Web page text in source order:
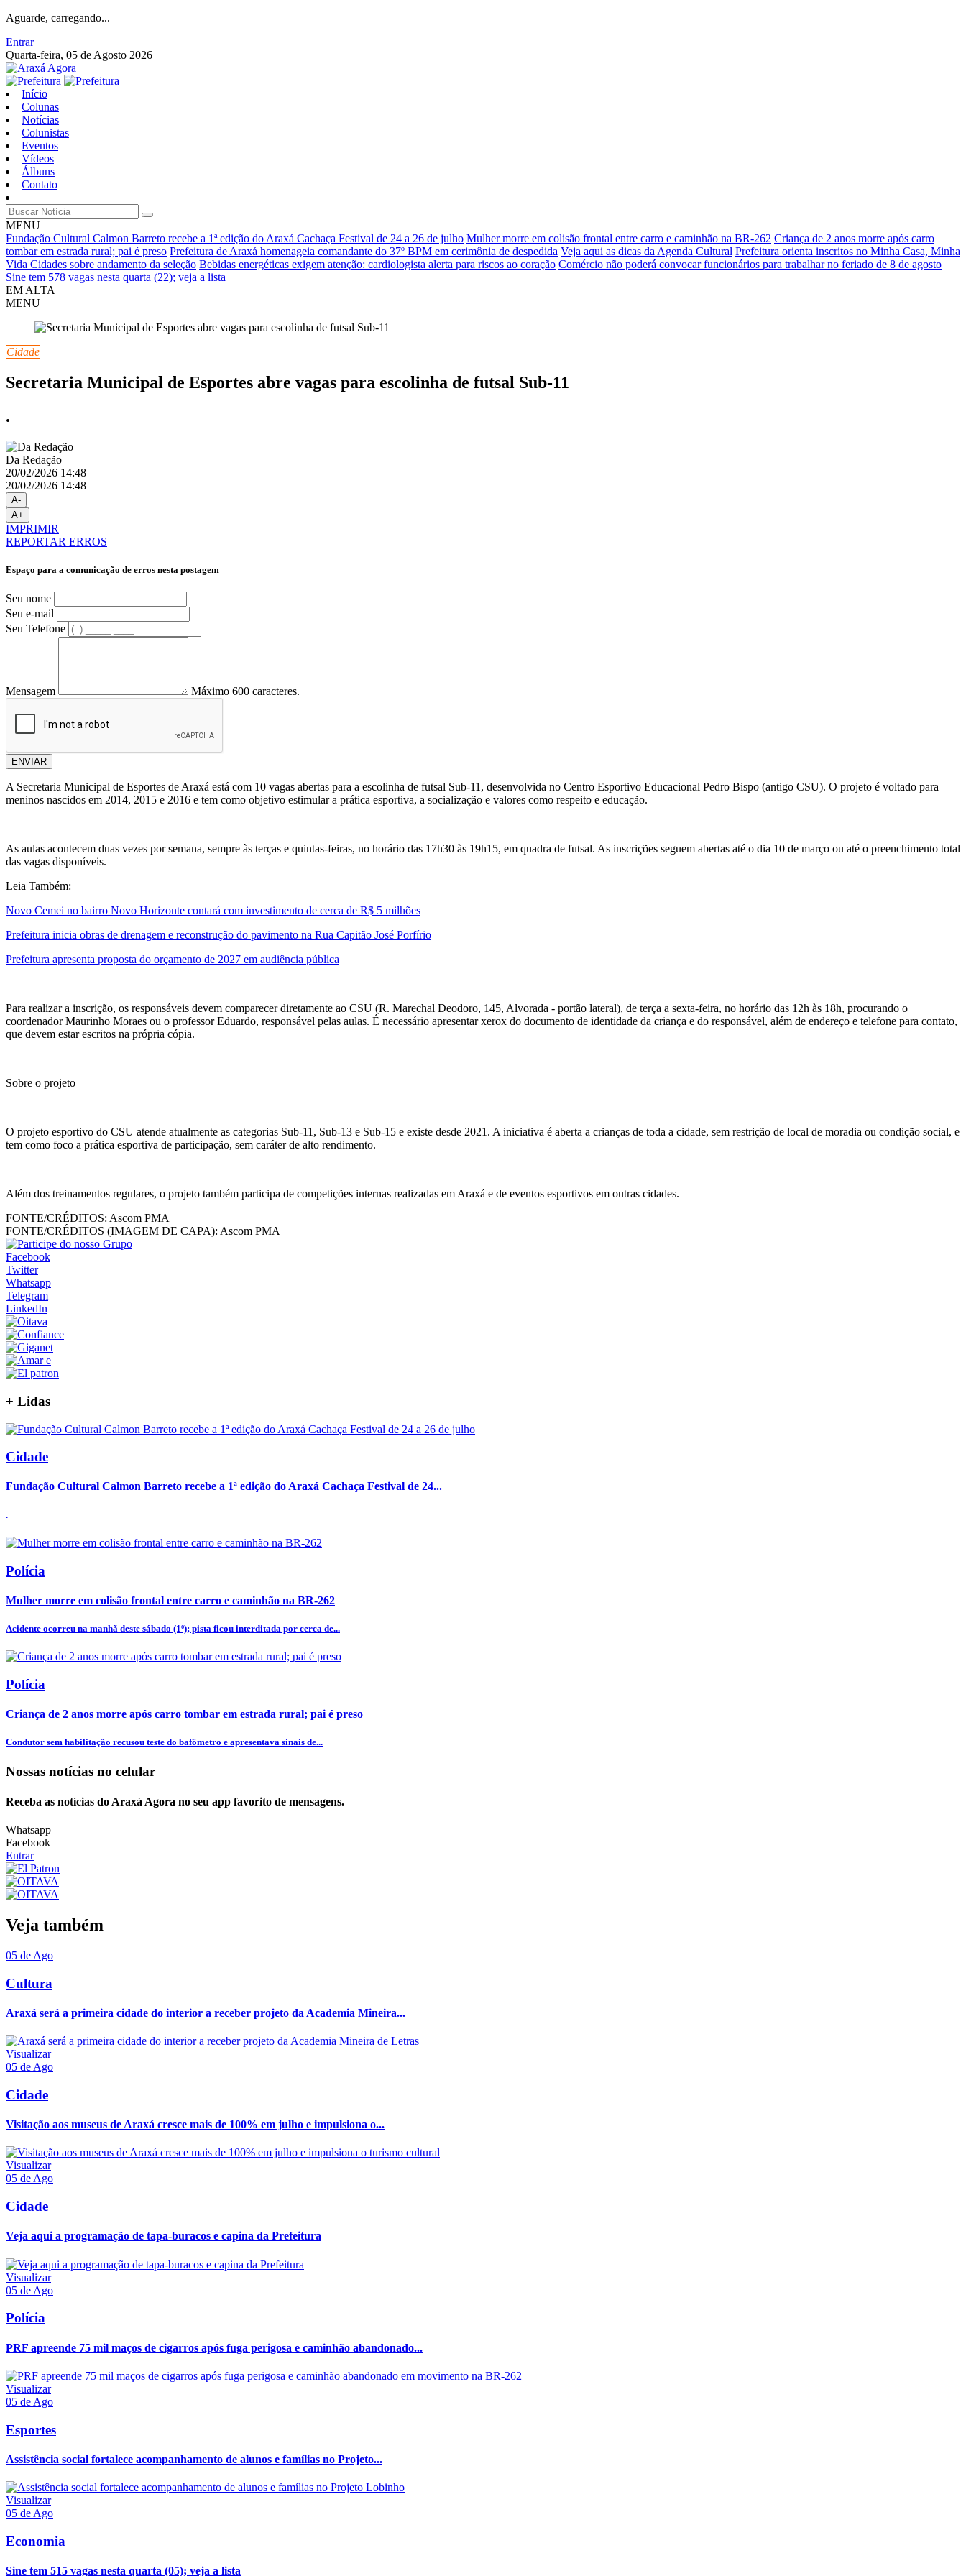
Aguarde, carregando...
Entrar
Quarta-feira, 05 de Agosto 2026
Início
Colunas
Notícias
Colunistas
Eventos
Vídeos
Álbuns
Contato
MENU
Fundação Cultural Calmon Barreto recebe a 1ª edição do Araxá Cachaça Festival de 24 a 26 de julho Mulher morre em colisão frontal entre carro e caminhão na BR-262 Criança de 2 anos morre após carro
tombar em estrada rural; pai é preso Prefeitura de Araxá homenageia comandante do 37º BPM em cerimônia de despedida Veja aqui as dicas da Agenda Cultural Prefeitura orienta inscritos no Minha Casa, Minha
Vida Cidades sobre andamento da seleção Bebidas energéticas exigem atenção: cardiologista alerta para riscos ao coração Comércio não poderá convocar funcionários para trabalhar no feriado de 8 de agosto
Sine tem 578 vagas nesta quarta (22); veja a lista
EM ALTA
MENU
Cidade
Secretaria Municipal de Esportes abre vagas para escolinha de futsal Sub-11
.
Da Redação
20/02/2026 14:48
20/02/2026 14:48
A-
A+
IMPRIMIR
REPORTAR ERROS
Espaço para a comunicação de erros nesta postagem
Seu nome
Seu e-mail
Seu Telefone
Mensagem Máximo 600 caracteres.
ENVIAR
A Secretaria Municipal de Esportes de Araxá está com 10 vagas abertas para a escolinha de futsal Sub-11, desenvolvida no Centro Esportivo Educacional Pedro Bispo (antigo CSU). O projeto é voltado para
meninos nascidos em 2014, 2015 e 2016 e tem como objetivo estimular a prática esportiva, a socialização e valores como respeito e educação.
As aulas acontecem duas vezes por semana, sempre às terças e quintas-feiras, no horário das 17h30 às 19h15, em quadra de futsal. As inscrições seguem abertas até o dia 10 de março ou até o preenchimento total
das vagas disponíveis.
Leia Também:
Novo Cemei no bairro Novo Horizonte contará com investimento de cerca de R$ 5 milhões
Prefeitura inicia obras de drenagem e reconstrução do pavimento na Rua Capitão José Porfírio
Prefeitura apresenta proposta do orçamento de 2027 em audiência pública
Para realizar a inscrição, os responsáveis devem comparecer diretamente ao CSU (R. Marechal Deodoro, 145, Alvorada - portão lateral), de terça a sexta-feira, no horário das 12h às 18h, procurando o
coordenador Maurinho Moraes ou o professor Eduardo, responsável pelas aulas. É necessário apresentar xerox do documento de identidade da criança e do responsável, além de endereço e telefone para contato,
que devem estar escritos na própria cópia.
Sobre o projeto
O projeto esportivo do CSU atende atualmente as categorias Sub-11, Sub-13 e Sub-15 e existe desde 2021. A iniciativa é aberta a crianças de toda a cidade, sem restrição de local de moradia ou condição social, e
tem como foco a prática esportiva de participação, sem caráter de alto rendimento.
Além dos treinamentos regulares, o projeto também participa de competições internas realizadas em Araxá e de eventos esportivos em outras cidades.
FONTE/CRÉDITOS: Ascom PMA
FONTE/CRÉDITOS (IMAGEM DE CAPA): Ascom PMA
Facebook
Twitter
Whatsapp
Telegram
LinkedIn
+ Lidas
Cidade
Fundação Cultural Calmon Barreto recebe a 1ª edição do Araxá Cachaça Festival de 24...
.
Polícia
Mulher morre em colisão frontal entre carro e caminhão na BR-262
Acidente ocorreu na manhã deste sábado (1º); pista ficou interditada por cerca de...
Polícia
Criança de 2 anos morre após carro tombar em estrada rural; pai é preso
Condutor sem habilitação recusou teste do bafômetro e apresentava sinais de...
Nossas notícias no celular
Receba as notícias do Araxá Agora no seu app favorito de mensagens.
Whatsapp
Facebook
Entrar
Veja também
05 de Ago
Cultura
Araxá será a primeira cidade do interior a receber projeto da Academia Mineira...
Visualizar
05 de Ago
Cidade
Visitação aos museus de Araxá cresce mais de 100% em julho e impulsiona o...
Visualizar
05 de Ago
Cidade
Veja aqui a programação de tapa-buracos e capina da Prefeitura
Visualizar
05 de Ago
Polícia
PRF apreende 75 mil maços de cigarros após fuga perigosa e caminhão abandonado...
Visualizar
05 de Ago
Esportes
Assistência social fortalece acompanhamento de alunos e famílias no Projeto...
Visualizar
05 de Ago
Economia
Sine tem 515 vagas nesta quarta (05); veja a lista